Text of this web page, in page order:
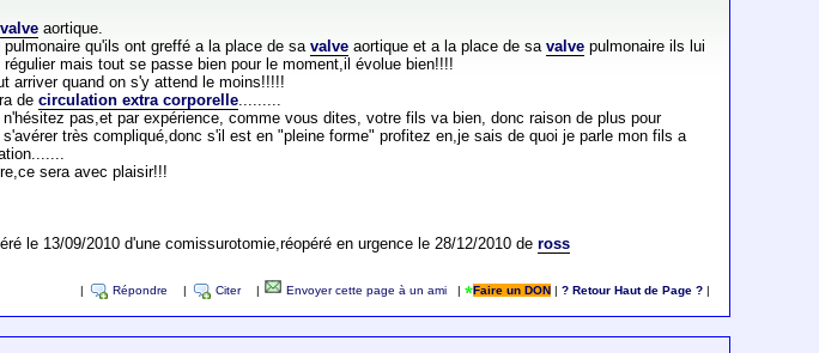
valve aortique.
pulmonaire qu'ils ont greffé a la place de savalve aortique et a la place de savalve pulmonaire ils lui
mais tout se passe bien pour le moment,il évolue bien!!!!
arriver quand on s'y attend le moins!!!!!
decirculation extra corporelle.........
pas,et par expérience, comme vous dites, votre fils va bien, donc raison de plus pour
très compliqué,donc s'il est en "pleine forme" profitez en,je sais de quoi je parle mon fils a
sera avec plaisir!!!
le 13/09/2010 d'une comissurotomie,réopéré en urgence le 28/12/2010 deross
Répondre Citer Envoyer cette page à un ami| Faire un DON ? Retour Haut de Page ?|